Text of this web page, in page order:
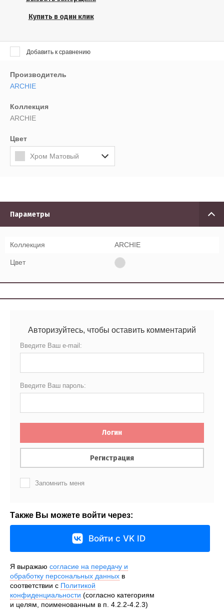
Купить в один клик
Добавить к сравнению
Производитель
ARCHIE
Коллекция
ARCHIE
Цвет
Хром Матовый
Параметры
Коллекция ARCHIE
Цвет
Авторизуйтесь, чтобы оставить комментарий
Введите Ваш e-mail:
Введите Ваш пароль:
Логин
Регистрация
Запомнить меня
Также Вы можете войти через:
Войти с VK ID
Я выражаю согласие на передачу и
обработку персональных данных в
соответствии с Политикой
конфиденциальности (согласно категориям
и целям, поименованным в п. 4.2.2-4.2.3)